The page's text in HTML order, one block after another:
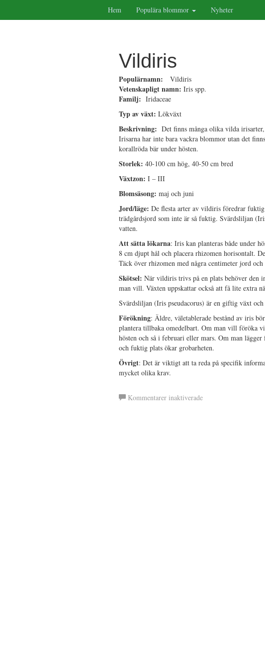
Hem Populära blommor Nyheter
Vildiris
Populärnamn: Vildiris
Vetenskapligt namn: Iris spp.
Familj: Iridaceae
Typ av växt: Lökväxt
Beskrivning: Det finns många olika vilda
Irisarna har inte bara vackra blommor utan det
korallröda bär under hösten.
Storlek: 40-100 cm hög, 40-50 cm bred
Växtzon: I – III
Blomsäsong: maj och juni
Jord/läge: De flesta arter av vildiris föredrar
trädgårdsjord som inte är så fuktig. Svärdsliljan
vatten.
Att sätta lökarna: Iris kan planteras både under
8 cm djupt hål och placera rhizomen horisontalt.
Täck över rhizomen med några centimeter jord
Skötsel: När vildiris trivs på en plats behöver den
man vill. Växten uppskattar också att få lite extra
Svärdsliljan (Iris pseudacorus) är en giftig växt
Förökning: Äldre, väletablerade bestånd av iris
plantera tillbaka omedelbart. Om man vill föröka
hösten och så i februari eller mars. Om man
och fuktig plats ökar grobarheten.
Övrigt: Det är viktigt att ta reda på specifik
mycket olika krav.
Kommentarer inaktiveradeför